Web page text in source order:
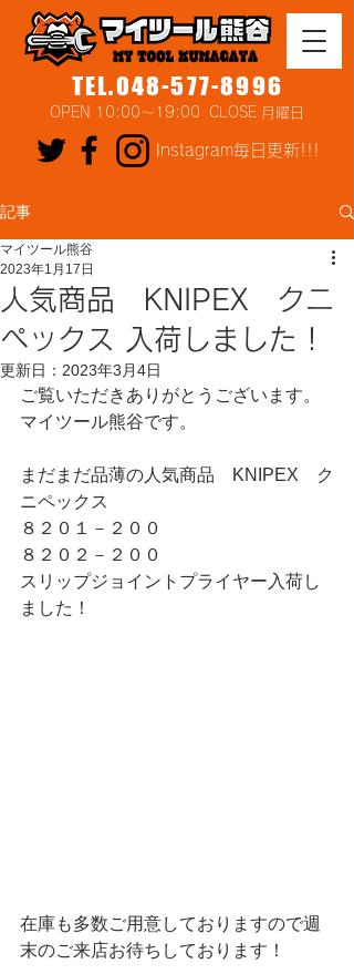
TEL.048-577-8996
OPEN 10:00～19:00 CLOSE 月曜日
Instagram毎日更新!!!
記事
人気商品 KNIPEX クニ
ペックス 入荷しました！
マイツール熊谷
2023年1月17日
更新日： 2023年3月4日
ご覧いただきありがとうございます。
マイツール熊谷です。
まだまだ品薄の人気商品　KNIPEX　ク
ニペックス
８２０１－２００
８２０２－２００
スリップジョイントプライヤー入荷し
ました！
在庫も多数ご用意しておりますので週
末のご来店お待ちしております！